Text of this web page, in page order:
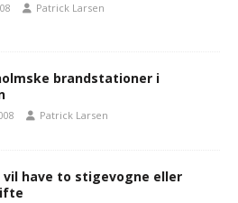
Patrick Larsen
brandstationer i
Patrick Larsen
vil have to stigevogne eller